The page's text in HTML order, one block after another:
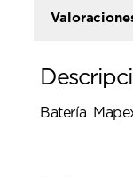
Batería